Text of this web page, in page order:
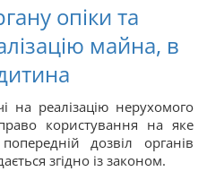
опіки та
майна, в
на реалізацію нерухомого
користування на яке
дозвіл органів
згідно із законом.